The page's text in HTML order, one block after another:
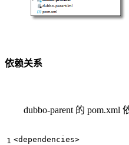
依赖关系
dubbo-parent 的 pom.xml 依
<dependencies>